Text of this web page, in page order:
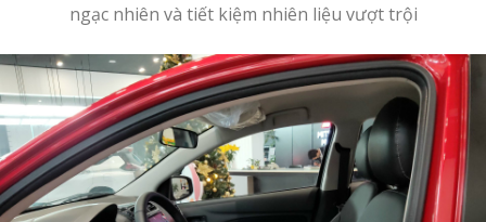
ngạc nhiên và tiết kiệm nhiên liệu vượt trội